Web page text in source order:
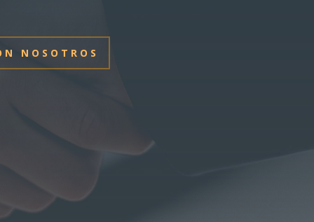
NOSOTROS